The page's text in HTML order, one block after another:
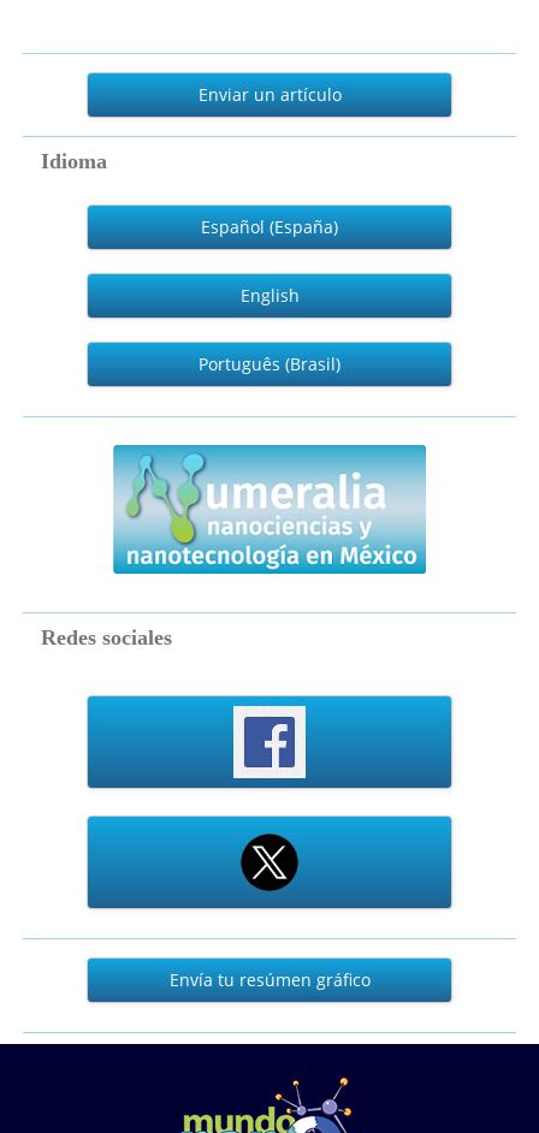
Enviar
artículo
Enviar un artículo
Idioma
Español (España)
English
Português (Brasil)
numeralia
Redes sociales
Envía
resúmen
gráfico
Envía tu resúmen gráfico